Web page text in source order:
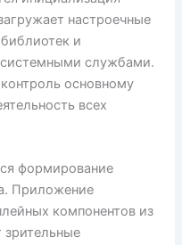
настроечные
и
системными службами.
основному
всех
формирование
Приложение
компонентов из
зрительные